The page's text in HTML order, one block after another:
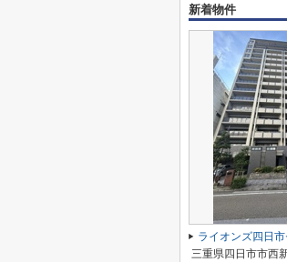
新着物件
ライオンズ四日
三重県四日市市西